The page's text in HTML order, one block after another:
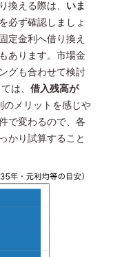
換える際は、 いま
必ず確認しましょ
定金利へ借り換え
あります。市場金
グも合わせて検討
は、 借入残高が
のメリットを感じや
で変わるので、各
かり試算すること